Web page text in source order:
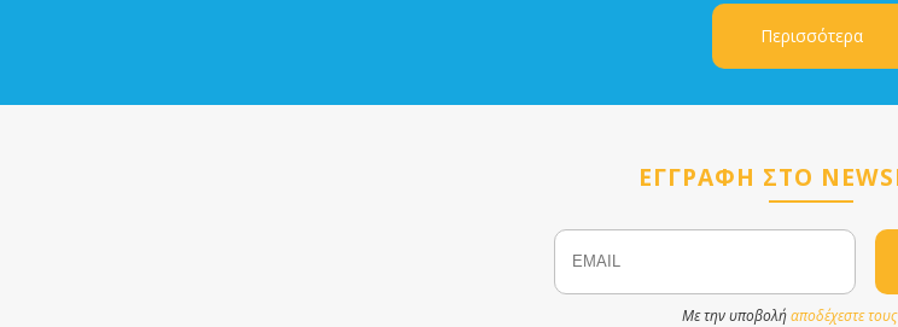
Περισσότερα
ΕΓΓΡΑΦΗ ΣΤΟ
Email
Με την υποβολήαποδέχεστε